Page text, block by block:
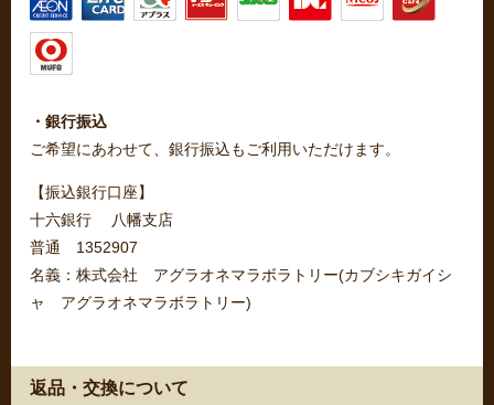
・銀行振込
ご希望にあわせて、銀行振込もご利用いただけます。
【振込銀行口座】
十六銀行 八幡支店
普通 1352907
名義：株式会社 アグラオネマラボラトリー(カブシキガイシ
ャ アグラオネマラボラトリー)
返品・交換について